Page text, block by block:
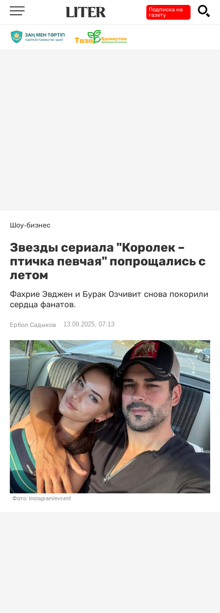
Подписка на
газету
Шоу-бизнес
Звезды сериала "Королек –
птичка певчая" попрощались с
летом
Фахрие Эвджен и Бурак Озчивит снова покорили
сердца фанатов.
Ербол Садыков 13.09.2025, 07:13
Фото: Instagram/evcenf